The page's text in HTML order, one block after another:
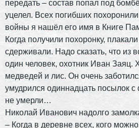
передать – состав попал под
уцелел. Всех погибших
войны я нашёл его имя в Книге
Когда получили похоронку,
сдерживали. Надо сказать, что из
один человек, охотник Иван
медведей и лис. Он очень
умудрился одиннадцать посылок с
не умерли…
Николай Иванович надолго
– Когда в деревне всех, кого